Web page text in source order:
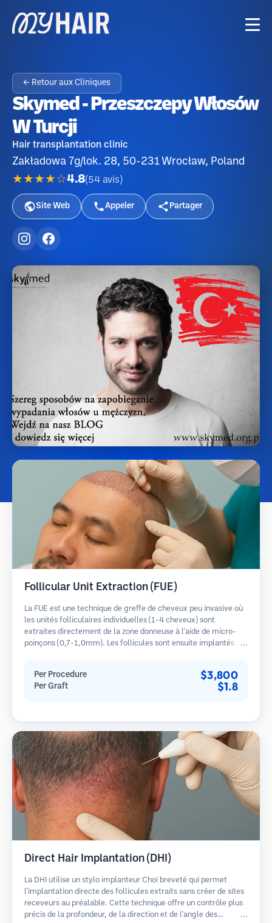
← Retour aux Cliniques
Skymed - Przeszczepy Włosów
W Turcji
Hair transplantation clinic
Zakładowa 7g/lok. 28, 50-231 Wrocław, Poland
★★★★☆4.8(54 avis )
Site Web Appeler Partager
Follicular Unit Extraction (FUE)
La FUE est une technique de greffe de cheveux peu invasive où
les unités folliculaires individuelles (1-4 cheveux) sont
extraites directement de la zone donneuse à l'aide de micro-
poinçons (0,7-1,0mm). Les follicules sont ensuite implantés
guérison plus rapide par rapport aux méthodes de prélèvement
en bandelette.
Per Procedure $3,800
Per Graft $1.8
Direct Hair Implantation (DHI)
La DHI utilise un stylo implanteur Choi breveté qui permet
l'implantation directe des follicules extraits sans créer de sites
receveurs au préalable. Cette technique offre un contrôle plus
précis de la profondeur, de la direction et de l'angle des